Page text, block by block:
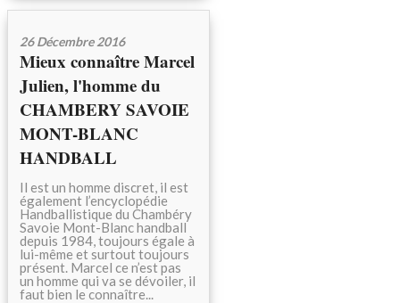
26 Décembre 2016
Mieux connaître Marcel
Julien, l'homme du
CHAMBERY SAVOIE
MONT-BLANC
HANDBALL
Il est un homme discret, il est
également l’encyclopédie
Handballistique du Chambéry
Savoie Mont-Blanc handball
depuis 1984, toujours égale à
lui-même et surtout toujours
présent. Marcel ce n’est pas
un homme qui va se dévoiler, il
faut bien le connaître...